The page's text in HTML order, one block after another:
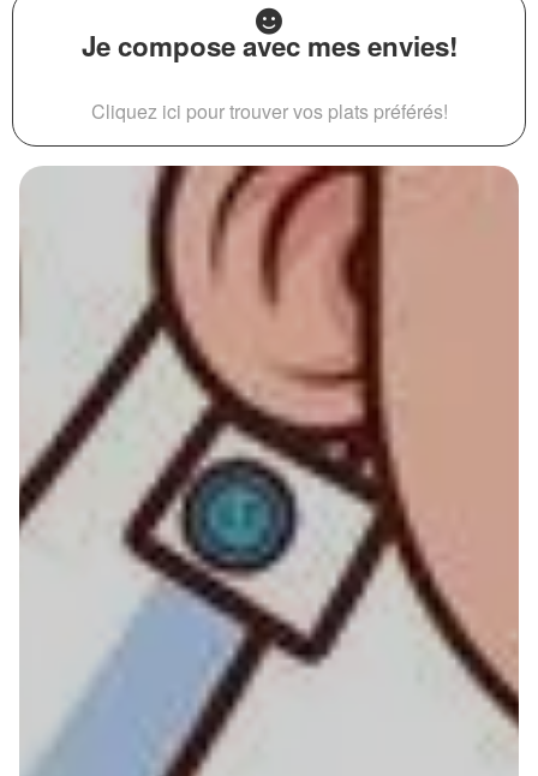
Je compose avec mes envies!
Cliquez ici pour trouver vos plats préférés!